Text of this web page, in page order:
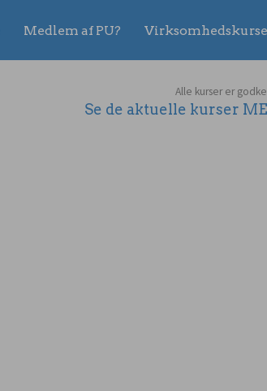
Medlem af PU?
Alle kurser er
Se de aktuelle kurser